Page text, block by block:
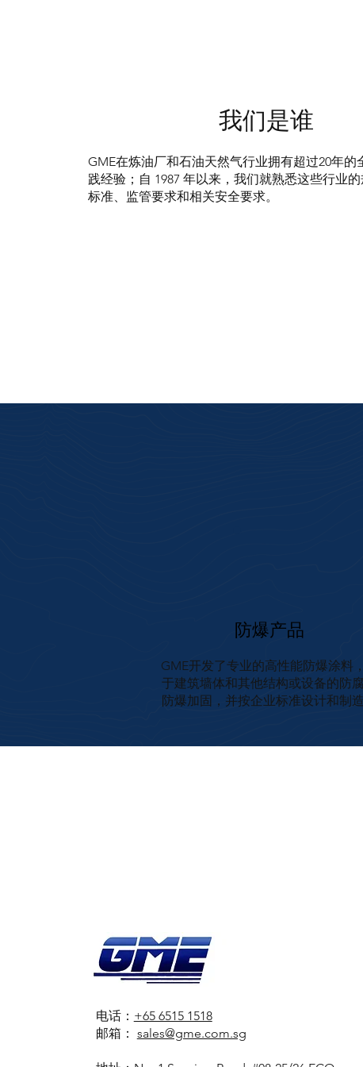
我们是谁
GME在炼油厂和石油天然气行业拥有超过20年的
践经验；自 1987 年以来，我们就熟悉这些行业的
标准、监管要求和相关安全要求。
防爆产品
GME开发了专业的高性能防爆涂料
于建筑墙体和其他结构或设备的防
防爆加固，并按企业标准设计和制造
电话： +65 6515 1518
邮箱： sales@gme.com.sg